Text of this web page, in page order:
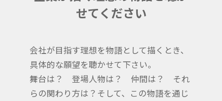
せてください
会社が目指す理想を物語として描くとき、
具体的な願望を聴かせて下さい。
舞台は？ 登場人物は？ 仲間は？ それ
らの関わり方は？そして、この物語を通じ